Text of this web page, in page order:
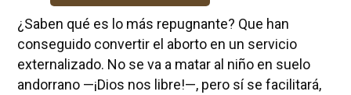
¿Saben qué es lo más repugnante? Que han
conseguido convertir el aborto en un servicio
externalizado. No se va a matar al niño en suelo
andorrano —¡Dios nos libre!—, pero sí se facilitará,